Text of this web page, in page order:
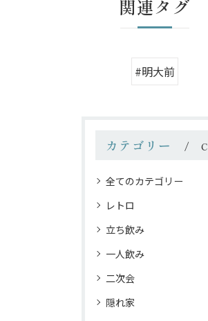
関連タグ
#明大前
カテゴリー
全てのカテゴリー
レトロ
立ち飲み
一人飲み
二次会
隠れ家